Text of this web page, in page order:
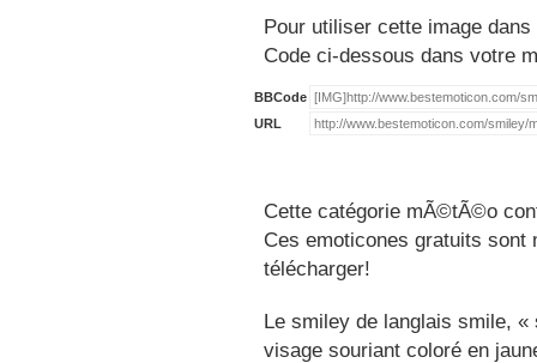
Pour utiliser cette image
Code ci-dessous dans votre
BBCode
URL
Cette catégorie mÃ©tÃ©o
Ces emoticones gratuits
télécharger!
Le smiley de langlais smile,
visage souriant coloré en